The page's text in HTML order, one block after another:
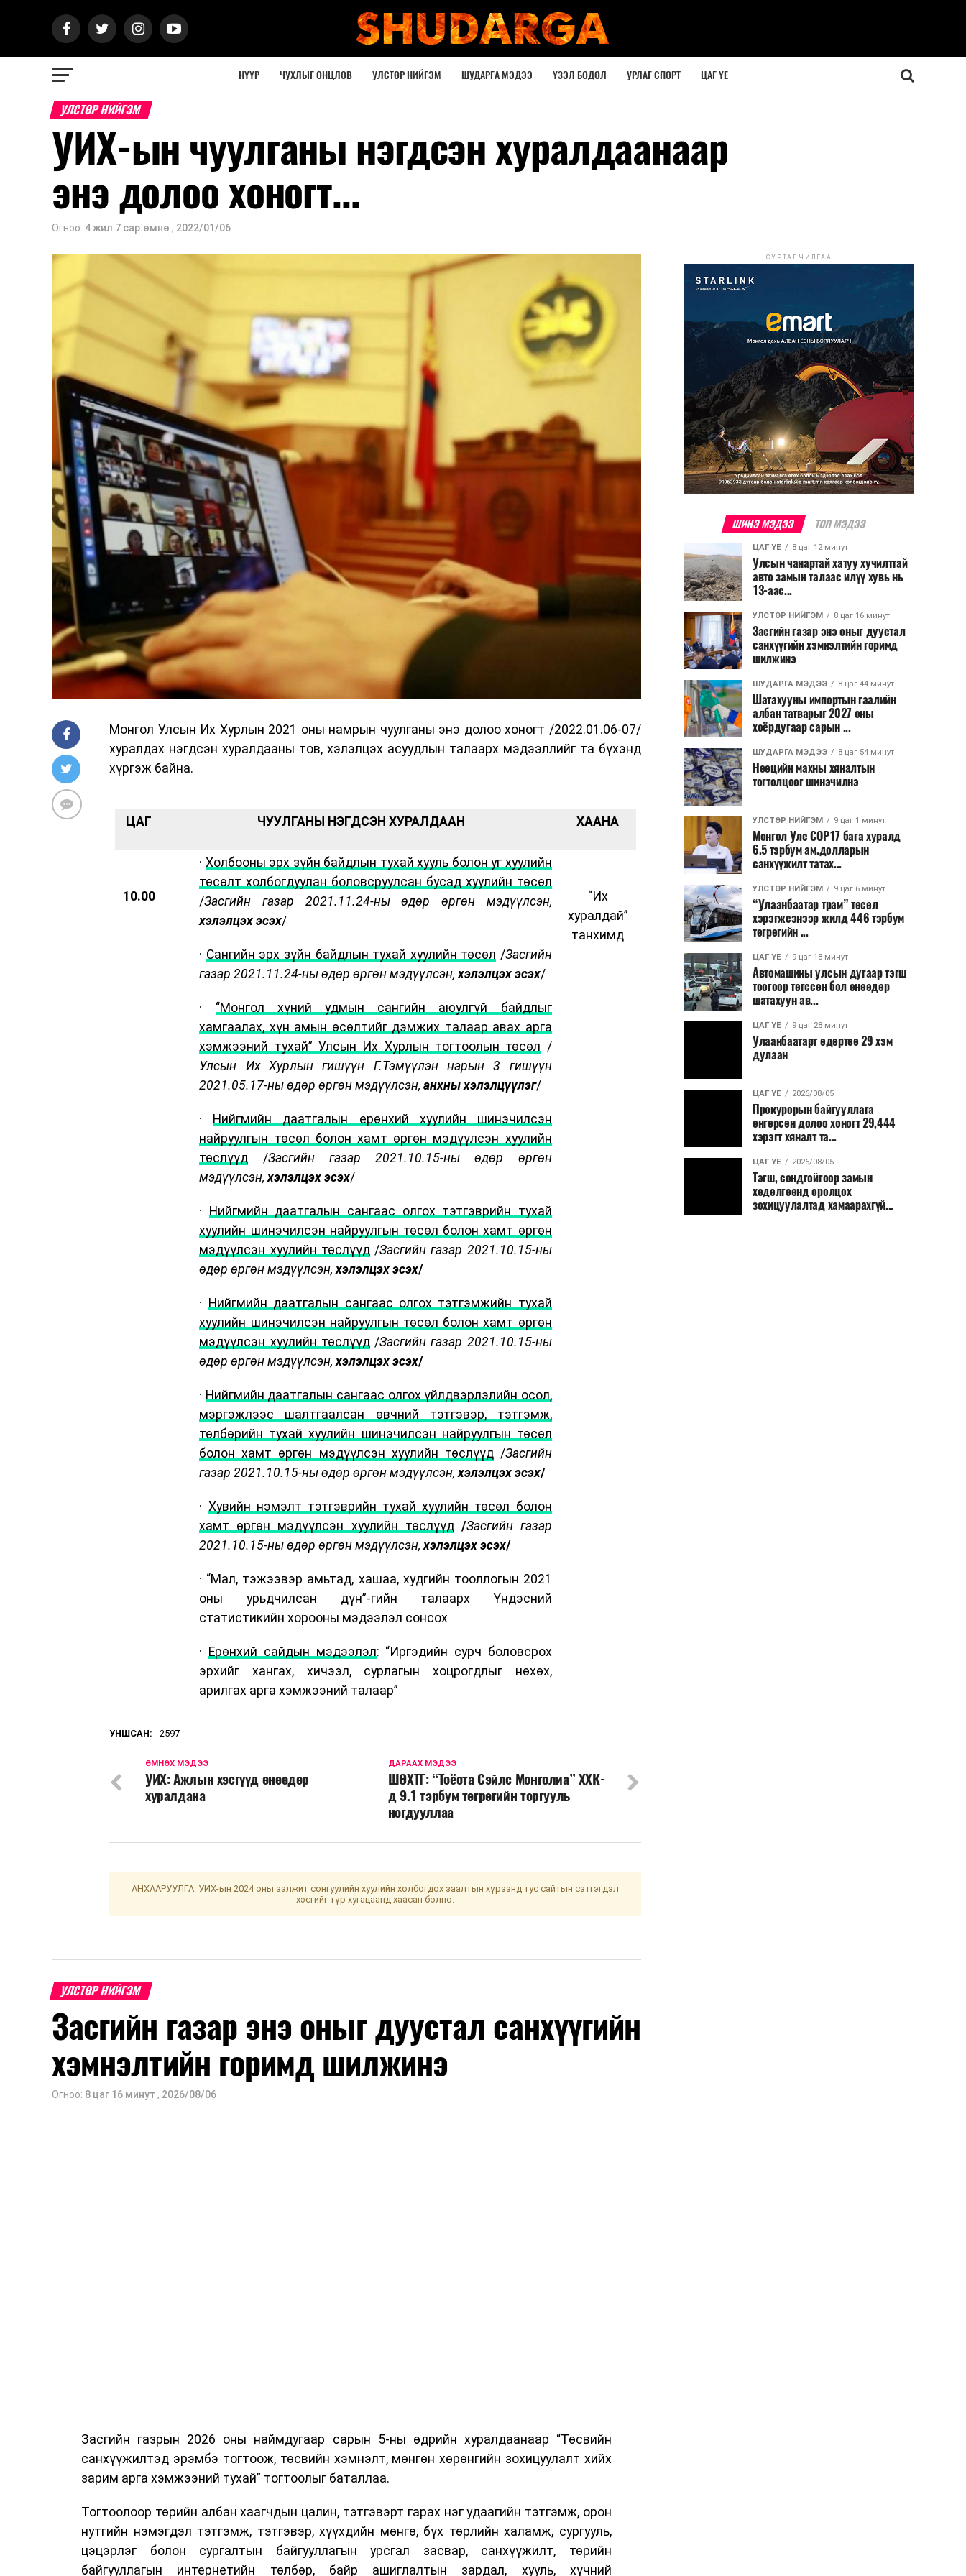
НҮҮР ЧУХЛЫГ ОНЦЛОВ УЛСТӨР НИЙГЭМ ШУДАРГА МЭДЭЭ ҮЗЭЛ БОДОЛ УРЛАГ СПОРТ ЦАГ ҮЕ
УЛСТӨР НИЙГЭМ
УИХ-ын чуулганы нэгдсэн хуралдаанаар
энэ долоо хоногт...
Огноо: 4 жил 7 сар.өмнө , 2022/01/06
Монгол Улсын Их Хурлын 2021 оны намрын чуулганы энэ долоо хоногт /2022.01.06-07/
хуралдах нэгдсэн хуралдааны тов, хэлэлцэх асуудлын талаарх мэдээллийг та бүхэнд
хүргэж байна.
ЦАГ ЧУУЛГАНЫ НЭГДСЭН ХУРАЛДААН ХААНА
10.00
· Холбооны эрх зүйн байдлын тухай хууль болон уг хуулийн
төсөлт холбогдуулан боловсруулсан бусад хуулийн төсөл
/Засгийн газар 2021.11.24-ны өдөр өргөн мэдүүлсэн,
хэлэлцэх эсэх/
· Сангийн эрх зүйн байдлын тухай хуулийн төсөл /Засгийн
газар 2021.11.24-ны өдөр өргөн мэдүүлсэн,хэлэлцэх эсэх/
· “Монгол хүний удмын сангийн аюулгүй байдлыг
хамгаалах, хүн амын өсөлтийг дэмжих талаар авах арга
хэмжээний тухай” Улсын Их Хурлын тогтоолын төсөл /
Улсын Их Хурлын гишүүн Г.Тэмүүлэн нарын 3 гишүүн
2021.05.17-ны өдөр өргөн мэдүүлсэн,анхны хэлэлцүүлэг/
· Нийгмийн даатгалын ерөнхий хуулийн шинэчилсэн
найруулгын төсөл болон хамт өргөн мэдүүлсэн хуулийн
төслүүд /Засгийн газар 2021.10.15-ны өдөр өргөн
мэдүүлсэн,хэлэлцэх эсэх/
· Нийгмийн даатгалын сангаас олгох тэтгэврийн тухай
хуулийн шинэчилсэн найруулгын төсөл болон хамт өргөн
мэдүүлсэн хуулийн төслүүд/Засгийн газар 2021.10.15-ны
өдөр өргөн мэдүүлсэн,хэлэлцэх эсэх/
· Нийгмийн даатгалын сангаас олгох тэтгэмжийн тухай
хуулийн шинэчилсэн найруулгын төсөл болон хамт өргөн
мэдүүлсэн хуулийн төслүүд/Засгийн газар 2021.10.15-ны
өдөр өргөн мэдүүлсэн,хэлэлцэх эсэх/
· Нийгмийн даатгалын сангаас олгох үйлдвэрлэлийн осол,
мэргэжлээс шалтгаалсан өвчний тэтгэвэр, тэтгэмж,
төлбөрийн тухай хуулийн шинэчилсэн найруулгын төсөл
болон хамт өргөн мэдүүлсэн хуулийн төслүүд/Засгийн
газар 2021.10.15-ны өдөр өргөн мэдүүлсэн,хэлэлцэх эсэх/
· Хувийн нэмэлт тэтгэврийн тухай хуулийн төсөл болон
хамт өргөн мэдүүлсэн хуулийн төслүүд /Засгийн газар
2021.10.15-ны өдөр өргөн мэдүүлсэн,хэлэлцэх эсэх/
· “Мал, тэжээвэр амьтад, хашаа, худгийн тооллогын 2021
оны урьдчилсан дүн”-гийн талаарх Үндэсний
статистикийн хорооны мэдээлэл сонсох
· Ерөнхий сайдын мэдээлэл: “Иргэдийн сурч боловсрох
эрхийг хангах, хичээл, сурлагын хоцрогдлыг нөхөх,
арилгах арга хэмжээний талаар”
“Их
хуралдай”
танхимд
УНШСАН: 2597
ДАРААХ МЭДЭЭ
ШӨХТГ: “Тоёота Сэйлс Монголиа” ХХК-
д 9.1 тэрбум төгрөгийн торгууль
ногдууллаа
ӨМНӨХ МЭДЭЭ
УИХ: Ажлын хэсгүүд өнөөдөр
хуралдана
АНХААРУУЛГА: УИХ-ын 2024 оны ээлжит сонгуулийн хуулийн холбогдох заалтын хүрээнд тус сайтын сэтгэгдэл
хэсгийг түр хугацаанд хаасан болно.
УЛСТӨР НИЙГЭМ
Засгийн газар энэ оныг дуустал санхүүгийн
хэмнэлтийн горимд шилжинэ
Огноо: 8 цаг 16 минут , 2026/08/06
Засгийн газрын 2026 оны наймдугаар сарын 5-ны өдрийн хуралдаанаар “Төсвийн
санхүүжилтэд эрэмбэ тогтоож, төсвийн хэмнэлт, мөнгөн хөрөнгийн зохицуулалт хийх
зарим арга хэмжээний тухай” тогтоолыг баталлаа.
Тогтоолоор төрийн албан хаагчдын цалин, тэтгэвэрт гарах нэг удаагийн тэтгэмж, орон
нутгийн нэмэгдэл тэтгэмж, тэтгэвэр, хүүхдийн мөнгө, бүх төрлийн халамж, сургууль,
цэцэрлэг болон сургалтын байгууллагын урсгал засвар, санхүүжилт, төрийн
байгууллагын интернетийн төлбөр, байр ашиглалтын зардал, хууль, хүчний
СУРТАЛЧИЛГАА
ШИНЭ МЭДЭЭ ТОП МЭДЭЭ
ЦАГ ҮЕ 8 цаг 12 минут
Улсын чанартай хатуу хучилттай
авто замын талаас илүү хувь нь
13-аас...
УЛСТӨР НИЙГЭМ 8 цаг 16 минут
Засгийн газар энэ оныг дуустал
санхүүгийн хэмнэлтийн горимд
шилжинэ
ШУДАРГА МЭДЭЭ 8 цаг 44 минут
Шатахууны импортын гаалийн
албан татварыг 2027 оны
хоёрдугаар сарын ...
ШУДАРГА МЭДЭЭ 8 цаг 54 минут
Нөөцийн махны хяналтын
тогтолцоог шинэчилнэ
УЛСТӨР НИЙГЭМ 9 цаг 1 минут
Монгол Улс COP17 бага хуралд
6.5 тэрбум ам.долларын
санхүүжилт татах...
УЛСТӨР НИЙГЭМ 9 цаг 6 минут
“Улаанбаатар трам” төсөл
хэрэгжсэнээр жилд 446 тэрбум
төгрөгийн ...
ЦАГ ҮЕ 9 цаг 18 минут
Автомашины улсын дугаар тэгш
тоогоор төгссөн бол өнөөдөр
шатахуун ав...
ЦАГ ҮЕ 9 цаг 28 минут
Улаанбаатарт өдөртөө 29 хэм
дулаан
ЦАГ ҮЕ 2026/08/05
Прокурорын байгууллага
өнгөрсөн долоо хоногт 29,444
хэрэгт хяналт та...
ЦАГ ҮЕ 2026/08/05
Тэгш, сондгойгоор замын
хөдөлгөөнд оролцох
зохицуулалтад хамаарахгүй...